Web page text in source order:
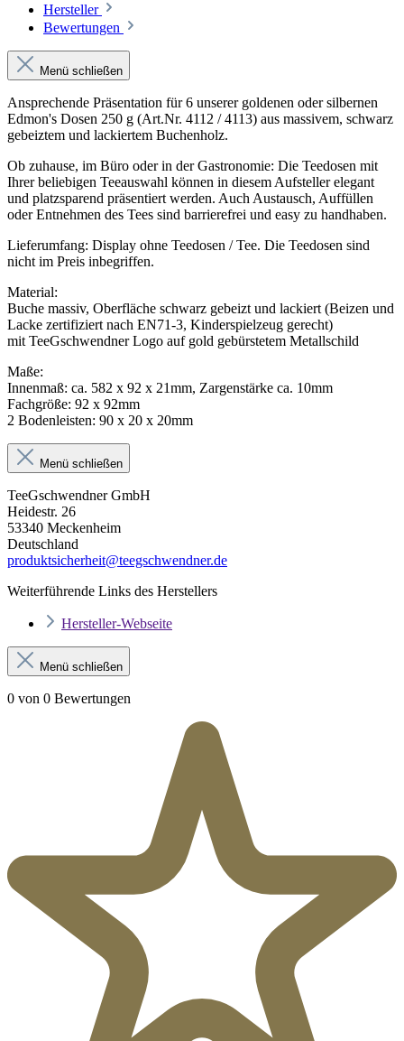
Hersteller
Bewertungen
Menü schließen
Ansprechende Präsentation für 6 unserer goldenen oder silbernen
Edmon's Dosen 250 g (Art.Nr. 4112 / 4113) aus massivem, schwarz
gebeiztem und lackiertem Buchenholz.
Ob zuhause, im Büro oder in der Gastronomie: Die Teedosen mit
Ihrer beliebigen Teeauswahl können in diesem Aufsteller elegant
und platzsparend präsentiert werden. Auch Austausch, Auffüllen
oder Entnehmen des Tees sind barrierefrei und easy zu handhaben.
Lieferumfang: Display ohne Teedosen / Tee. Die Teedosen sind
nicht im Preis inbegriffen.
Material:
Buche massiv, Oberfläche schwarz gebeizt und lackiert (Beizen und
Lacke zertifiziert nach EN71-3, Kinderspielzeug gerecht)
mit TeeGschwendner Logo auf gold gebürstetem Metallschild
Maße:
Innenmaß: ca. 582 x 92 x 21mm, Zargenstärke ca. 10mm
Fachgröße: 92 x 92mm
2 Bodenleisten: 90 x 20 x 20mm
Menü schließen
TeeGschwendner GmbH
Heidestr. 26
53340 Meckenheim
Deutschland
produktsicherheit@teegschwendner.de
Weiterführende Links des Herstellers
Hersteller-Webseite
Menü schließen
0 von 0 Bewertungen